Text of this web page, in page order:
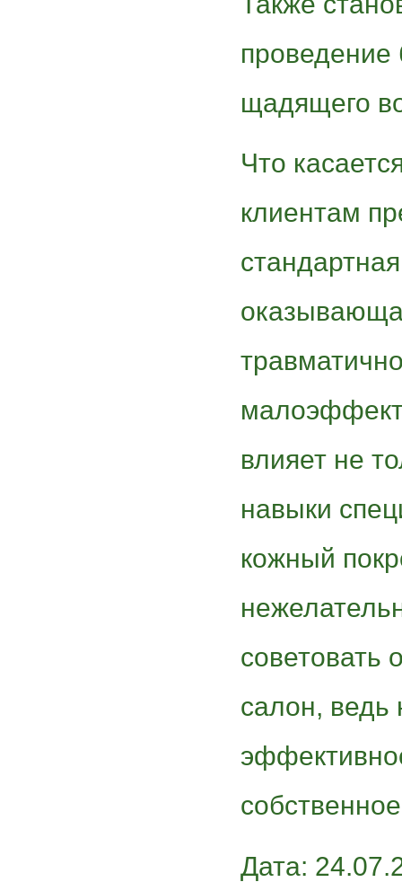
проведение
щадящего
Что
клиентам
влияет не
навыки
кожный
советовать
салон, ведь
Дата: